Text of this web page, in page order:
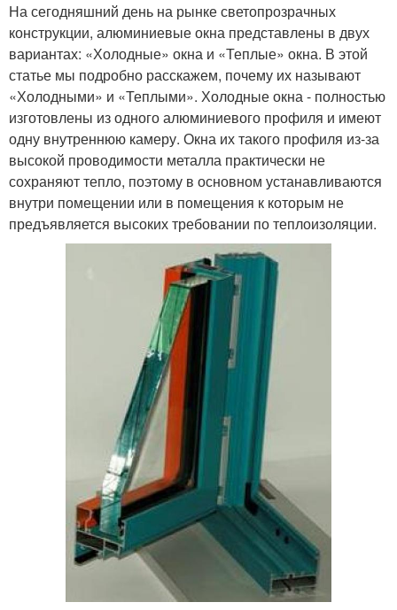
На сегодняшний день на рынке светопрозрачных
конструкции, алюминиевые окна представлены в двух
вариантах: «Холодные» окна и «Теплые» окна. В этой
статье мы подробно расскажем, почему их называют
«Холодными» и «Теплыми». Холодные окна - полностью
изготовлены из одного алюминиевого профиля и имеют
одну внутреннюю камеру. Окна их такого профиля из-за
высокой проводимости металла практически не
сохраняют тепло, поэтому в основном устанавливаются
внутри помещении или в помещения к которым не
предъявляется высоких требовании по теплоизоляции.